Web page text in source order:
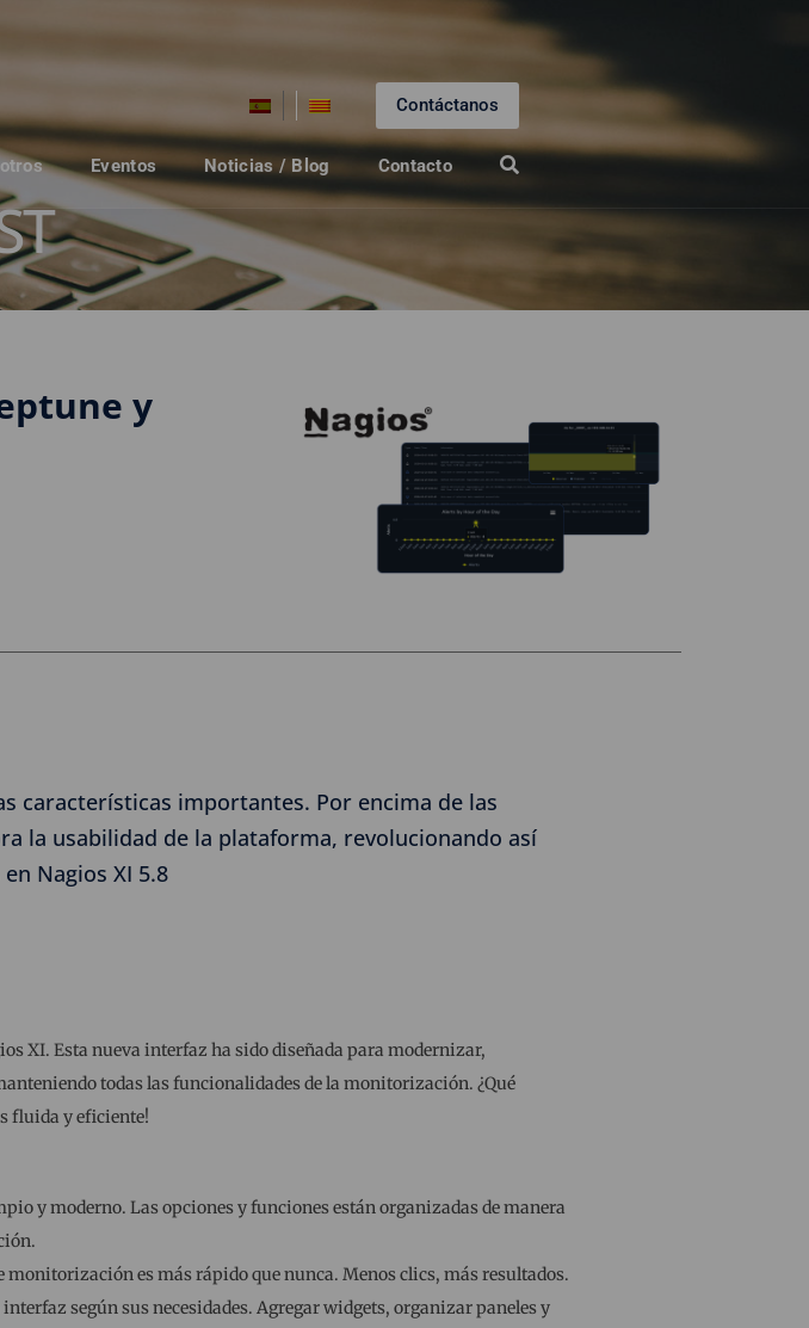
Contáctanos
Eventos Noticias / Blog Contacto
y
características importantes. Por encima de las
la usabilidad de la plataforma, revolucionando así
Nagios XI 5.8
XI. Esta nueva interfaz ha sido diseñada para modernizar,
todas las funcionalidades de la monitorización. ¿Qué
fluida y eficiente!
y moderno. Las opciones y funciones están organizadas de manera
monitorización es más rápido que nunca. Menos clics, más resultados.
según sus necesidades. Agregar widgets, organizar paneles y